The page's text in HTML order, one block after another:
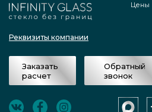
Реквизиты компании
Цены
Заказать
расчет
Обратный
звонок